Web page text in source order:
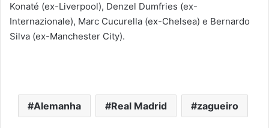
Konaté (ex-Liverpool), Denzel Dumfries (ex-
Internazionale), Marc Cucurella (ex-Chelsea) e Bernardo
Silva (ex-Manchester City).
Alemanha Real Madrid zagueiro